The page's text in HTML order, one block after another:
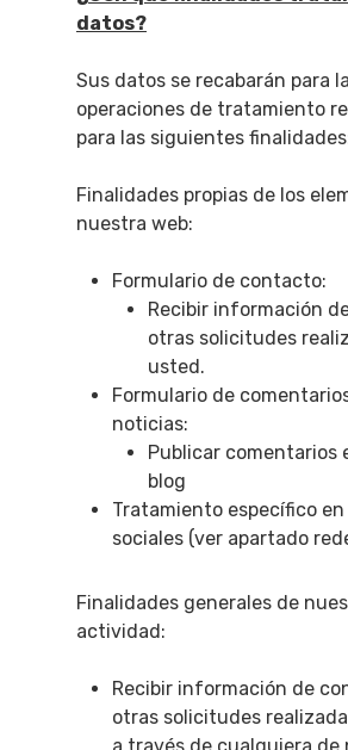
datos?
Sus datos se recabarán para
operaciones de tratamiento
para las siguientes
Finalidades propias de los
nuestra web:
Formulario de contacto:
Recibir información
otras solicitudes
usted.
Formulario de
noticias:
Publicar comentarios
blog
Tratamiento específico
sociales (ver apartado
Finalidades generales de
actividad:
Recibir información de
otras solicitudes
QUÉ